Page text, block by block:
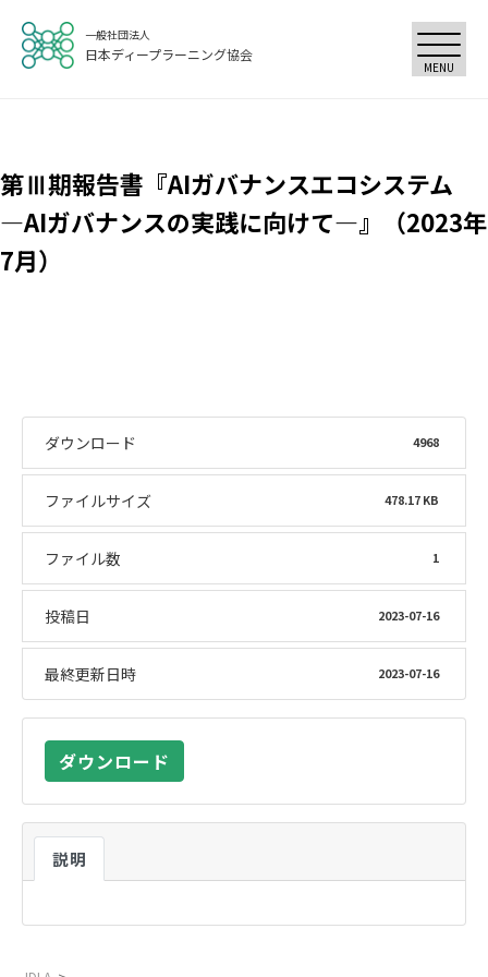
一般社団法人
日本ディープラーニング協会
MENU
第Ⅲ期報告書『AIガバナンスエコシステム
―AIガバナンスの実践に向けて―』（2023年
7月）
ダウンロード 4968
ファイルサイズ 478.17 KB
ファイル数 1
投稿日 2023-07-16
最終更新日時 2023-07-16
ダウンロード
説明